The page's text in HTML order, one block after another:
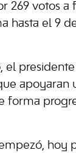
269 votos a
hasta el 9
el
apoyaran
forma
hoy